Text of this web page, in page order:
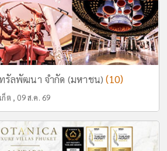
รัลพัฒนา จำกัด (มหาชน)(10)
ก็ต , 09 ส.ค. 69